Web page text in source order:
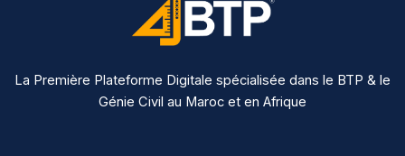
La Première Plateforme Digitale spécialisée dans le BTP & le
Génie Civil au Maroc et en Afrique